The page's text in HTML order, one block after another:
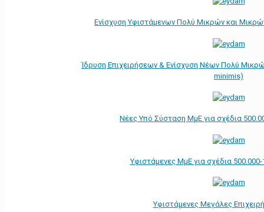
Ενίσχυση Υφιστάμενων Πολύ Μικρών και
Ίδρυση Επιχειρήσεων & Ενίσχυση Νέων Πολύ
minimis)
Νέες Υπό Σύσταση ΜμΕ για σχέδια
Υφιστάμενες ΜμΕ για σχέδια
Υφιστάμενες Μεγάλες